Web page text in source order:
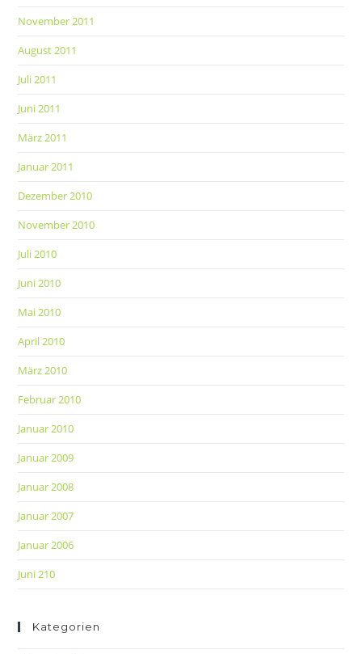
November 2011
August 2011
Juli 2011
Juni 2011
März 2011
Januar 2011
Dezember 2010
November 2010
Juli 2010
Juni 2010
Mai 2010
April 2010
März 2010
Februar 2010
Januar 2010
Januar 2009
Januar 2008
Januar 2007
Januar 2006
Juni 210
Kategorien